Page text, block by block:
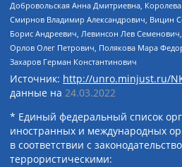
Добровольская Анна Дмитриевна, Королева
Смирнов Владимир Александрович, Вицин
Борис Андреевич, Левинсон Лев
Орлов Олег Петрович, Полякова Мара
Захаров Герман Константинович
Источник: http://unro.minjust.ru/
данные на 24.03.2022
* Единый федеральный список
иностранных и международных
в соответствии с
террористическими: